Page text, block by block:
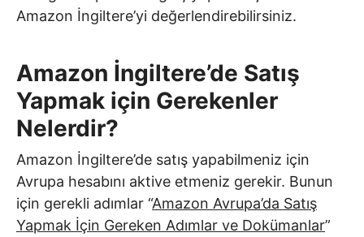
Amazon İngiltere’yi değerlendirebilirsiniz.
Amazon İngiltere’de Satış
Yapmak için Gerekenler
Nelerdir?
Amazon İngiltere’de satış yapabilmeniz için
Avrupa hesabını aktive etmeniz gerekir. Bunun
için gerekli adımlar “Amazon Avrupa’da Satış
Yapmak İçin Gereken Adımlar ve Dokümanlar”